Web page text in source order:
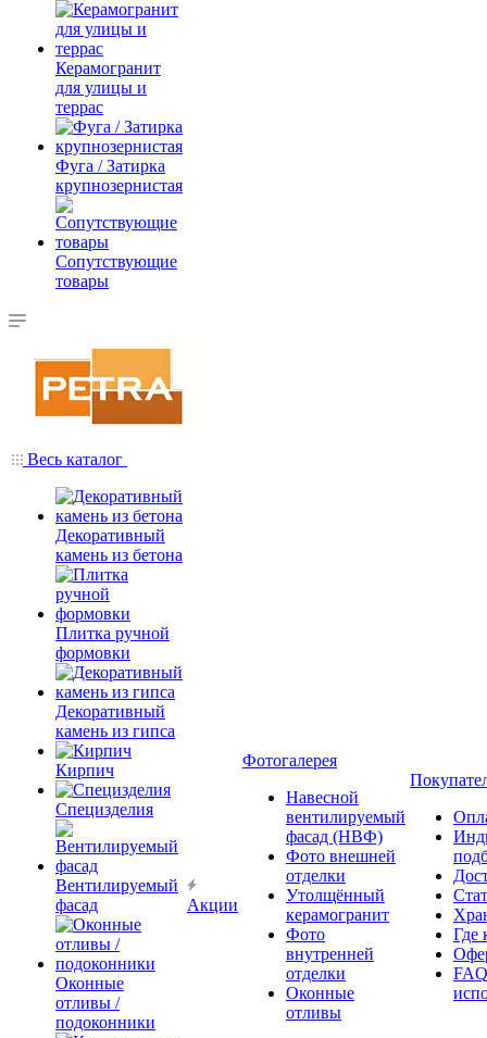
Керамогранит
для улицы и
террас
Фуга / Затирка
крупнозернистая
Сопутствующие
товары
Весь каталог
Декоративный
камень из бетона
Плитка ручной
формовки
Декоративный
камень из гипса
Кирпич
Специзделия
Вентилируемый
фасад
Оконные
отливы /
подоконники
Акции
Фотогалерея
Навесной
вентилируемый
фасад (НВФ)
Фото внешней
отделки
Утолщённый
керамогранит
Фото
внутренней
отделки
Оконные
отливы
Где